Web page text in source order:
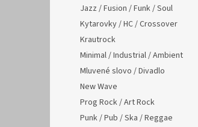
Jazz / Fusion / Funk / Soul
Kytarovky / HC / Crossover
Krautrock
Minimal / Industrial / Ambient
Mluvené slovo / Divadlo
New Wave
Prog Rock / Art Rock
Punk / Pub / Ska / Reggae